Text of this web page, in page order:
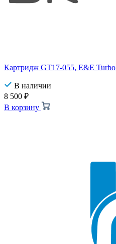
Картридж GT17-055, E&E Turbo
В наличии
8 500 ₽
В корзину